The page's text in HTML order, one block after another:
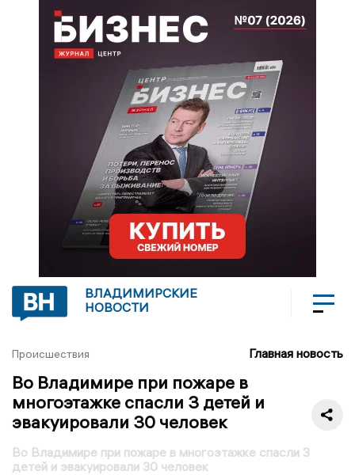
ВЛАДИМИРСКИЕ
НОВОСТИ
Происшествия Главная новость
Во Владимире при пожаре в
многоэтажке спасли 3 детей и
эвакуировали 30 человек
Во Владимире при пожаре в многоэтажке спасли 3
детей и эвакуировали 30 человек